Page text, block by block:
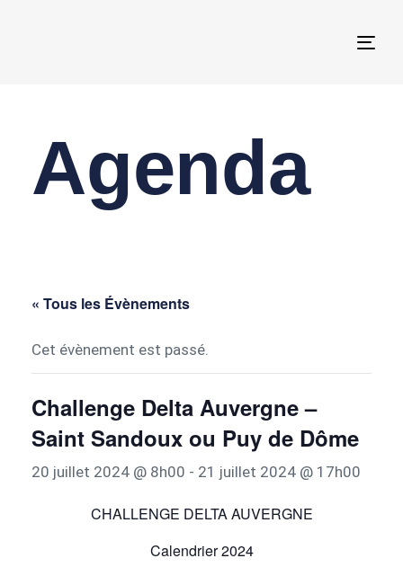
Agenda
« Tous les Évènements
Cet évènement est passé.
Challenge Delta Auvergne –
Saint Sandoux ou Puy de Dôme
20 juillet 2024 @ 8h00 - 21 juillet 2024 @ 17h00
CHALLENGE DELTA AUVERGNE
Calendrier 2024